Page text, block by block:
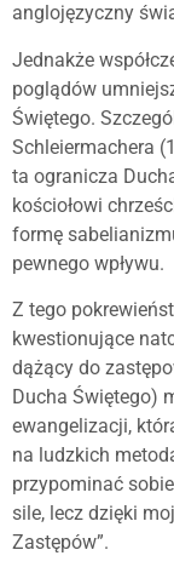
anglojęzyczny
Jednakże
poglądów
Świętego.
Schleiermachera
ta ogranicza
kościołowi
formę
pewnego wpływu.
Z tego
kwestionujące
dążący do
Ducha Świętego)
ewangelizacji,
na ludzkich
przypominać
sile, lecz dzięki
Zastępów”.